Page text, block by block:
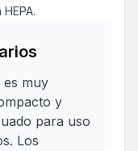
es muy
y
para uso
Los